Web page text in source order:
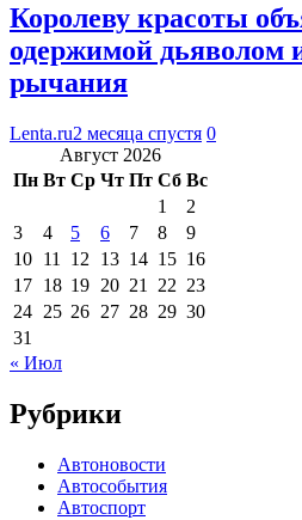
Королеву красоты
одержимой дьяволом
рычания
Lenta.ru2 месяца спустя 0
Август 2026
Пн Вт Ср Чт Пт Сб Вс
1
2
3
4 5 6 7 8
9
10 11 12 13 14 15 16
17 18 19 20 21 22 23
24 25 26 27 28 29 30
31
« Июл
Рубрики
Автоновости
Автособытия
Автоспорт